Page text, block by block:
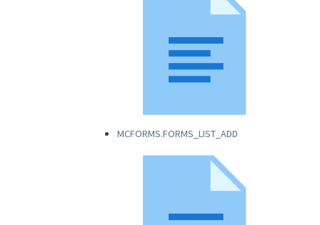
MCFORMS.FORMS_LIST_ADD